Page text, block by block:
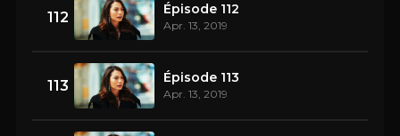
112 Épisode 112
Apr. 13, 2019
113 Épisode 113
Apr. 13, 2019